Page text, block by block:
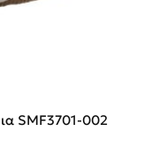
SMF3701-002